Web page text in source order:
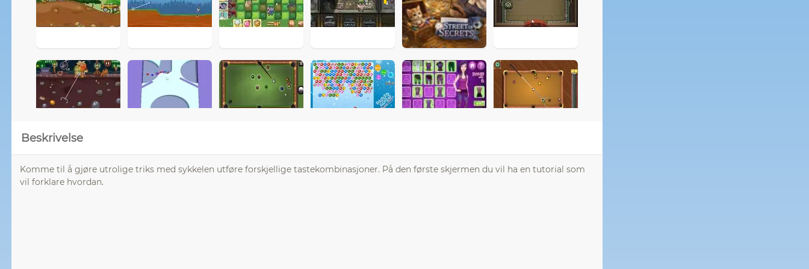
Beskrivelse
Komme til å gjøre utrolige triks med sykkelen utføre forskjellige tastekombinasjoner. På den første skjermen du vil ha en tutorial som
vil forklare hvordan.